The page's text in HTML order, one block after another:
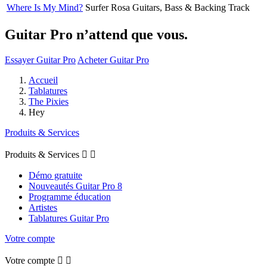
Where Is My Mind? Surfer Rosa Guitars, Bass & Backing Track
Guitar Pro n’attend que vous.
Essayer Guitar Pro Acheter Guitar Pro
Accueil
Tablatures
The Pixies
Hey
Produits & Services
Produits & Services  
Démo gratuite
Nouveautés Guitar Pro 8
Programme éducation
Artistes
Tablatures Guitar Pro
Votre compte
Votre compte  